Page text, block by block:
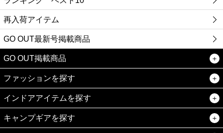
再入荷アイテム
GO OUT最新号掲載商品
GO OUT掲載商品
ファッションを探す
インドアアイテムを探す
キャンプギアを探す